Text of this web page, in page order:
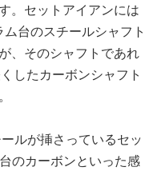
。セットアイアンには
台のスチールシャフト
、そのシャフトであれ
したカーボンシャフト
ルが挿さっているセッ
のカーボンといった感